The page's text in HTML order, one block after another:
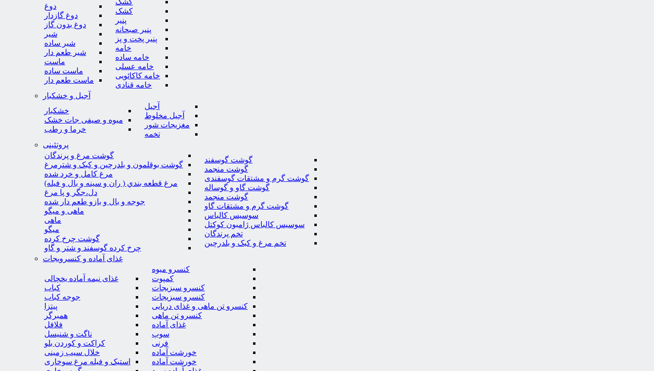
کشک
کشک
پنیر
پنیر صبحانه
پنیر پخت و پز
خامه
خامه ساده
خامه عسلی
خامه کاکائویی
خامه قنادی
دوغ
دوغ گازدار
دوغ بدون گاز
شیر
شیر ساده
شیر طعم دار
ماست
ماست ساده
ماست طعم دار
آجیل و خشکبار
آجیل
آجیل مخلوط
مغزیجات شور
تخمه
خشکبار
میوه و صیفی جات خشک
خرما و رطب
پروتئینی
گوشت گوسفند
گوشت منجمد
گوشت گرم و مشتقات گوسفندی
گوشت گاو و گوساله
گوشت منجمد
گوشت گرم و مشتقات گاو
سوسیس کالباس
سوسیس کالباس ژامبون کوکتل
تخم پرندگان
تخم مرغ و کبک و بلدرچین
گوشت مرغ و پرندگان
گوشت بوقلمون و بلدرچین و کبک و شترمرغ
مرغ کامل و خرد شده
مرغ قطعه بندي ( ران و سينه و بال و فيله)
دل،جگر و پا مرغ
جوجه و بال و بازو طعم دار شده
ماهی و میگو
ماهی
میگو
گوشت چرخ کرده
چرخ کرده گوسفند و شتر و گاو
غذای آماده و کنسرویجات
کنسرو میوه
کمپوت
کنسرو سبزیجات
کنسرو سبزیجات
کنسرو تن ماهی و غذای دریایی
کنسرو تن ماهی
غذای آماده
سوپ
فرنی
خورشت آماده
خورشت آماده
غذای نیمه آماده یخچالی
کباب
جوجه کباب
پیتزا
همبرگر
فلافل
ناگت و شنیسل
کراکت و کوردن بلو
خلال سیب زمینی
استیک و فیله مرغ سوخاری